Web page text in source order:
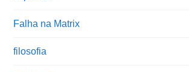
Falha na Matrix
filosofia